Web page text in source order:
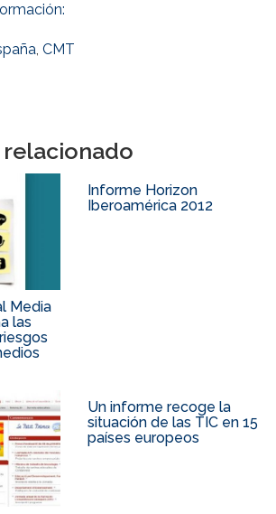
, CMT
Media
las
Informe Horizon
Iberoamérica 2012
Un informe recoge la
situación de las TIC en 15
países europeos